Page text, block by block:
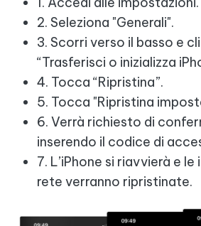
2. Seleziona "Generali".
3. Scorri verso il basso e
“Trasferisci o inizializza
4. Tocca “Ripristina”.
5. Tocca "Ripristina
6. Verrà richiesto di
inserendo il codice di
7. L’iPhone si riavvierà e
rete verranno ripristinate.